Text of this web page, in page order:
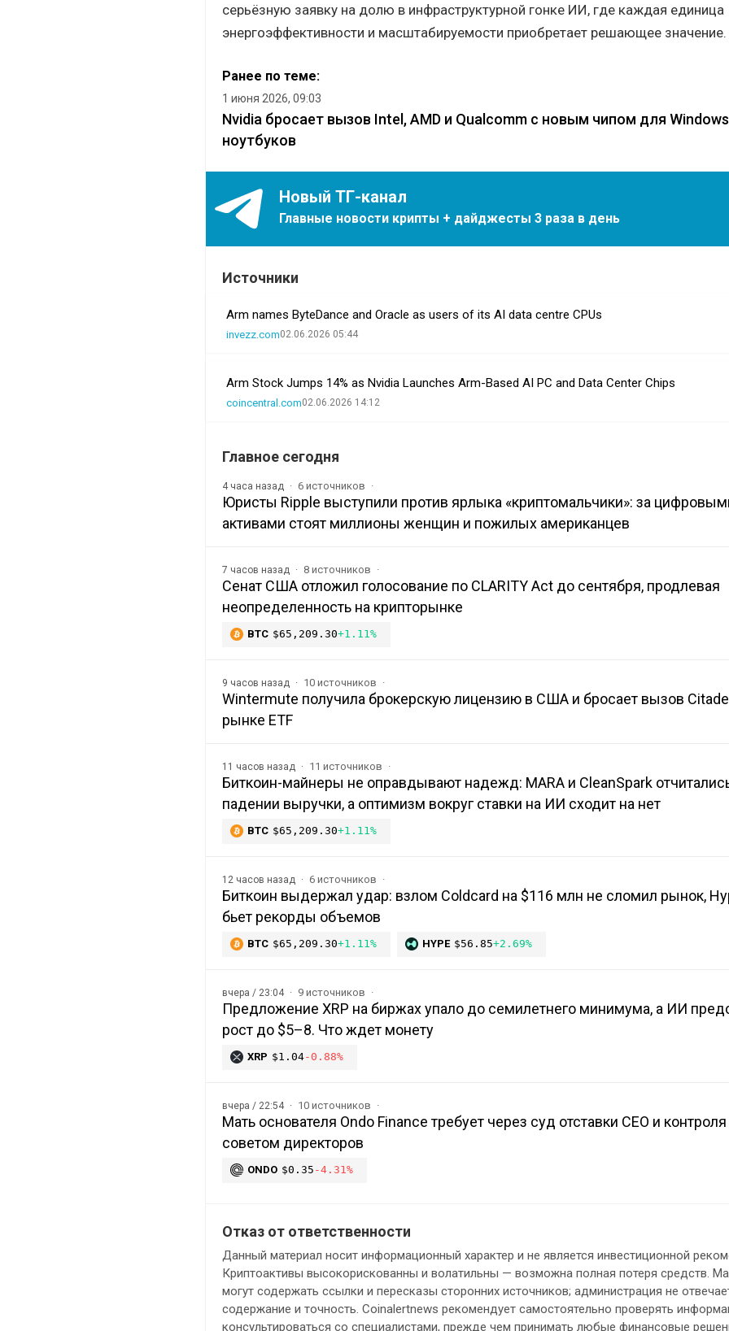
серьёзную заявку на долю в инфраструктурной гонке ИИ, где каждая единица
энергоэффективности и масштабируемости приобретает решающее значение.
Ранее по теме:
1 июня 2026, 09:03
Nvidia бросает вызов Intel, AMD и Qualcomm с новым чипом для
ноутбуков
Новый ТГ-канал
Главные новости крипты + дайджесты 3 раза в день
Источники
Arm names ByteDance and Oracle as users of its AI data centre CPUs
invezz.com02.06.2026 05:44
Arm Stock Jumps 14% as Nvidia Launches Arm-Based AI PC and Data Center Chips
coincentral.com02.06.2026 14:12
Главное сегодня
4 часа назад 6 источников
Юристы Ripple выступили против ярлыка «криптомальчики»: за
активами стоят миллионы женщин и пожилых американцев
7 часов назад 8 источников
Сенат США отложил голосование по CLARITY Act до сентября, продлевая
неопределенность на крипторынке
BTC $65,209.30+1.11%
9 часов назад 10 источников
Wintermute получила брокерскую лицензию в США и бросает вызов
рынке ETF
11 часов назад 11 источников
Биткоин-майнеры не оправдывают надежд: MARA и CleanSpark
падении выручки, а оптимизм вокруг ставки на ИИ сходит на нет
BTC $65,209.30+1.11%
12 часов назад 6 источников
Биткоин выдержал удар: взлом Coldcard на $116 млн не сломил рынок,
бьет рекорды объемов
BTC $65,209.30+1.11% HYPE $56.85+2.69%
вчера / 23:04 9 источников
Предложение XRP на биржах упало до семилетнего минимума, а ИИ
рост до $5–8. Что ждет монету
XRP $1.04-0.88%
вчера / 22:54 10 источников
Мать основателя Ondo Finance требует через суд отставки CEO и
советом директоров
ONDO $0.35 -4.31%
Отказ от ответственности
Данный материал носит информационный характер и не является инвестиционной
Криптоактивы высокорискованны и волатильны — возможна полная потеря средств.
могут содержать ссылки и пересказы сторонних источников; администрация не
содержание и точность. Coinalertnews рекомендует самостоятельно проверять
консультироваться со специалистами, прежде чем принимать любые финансовые